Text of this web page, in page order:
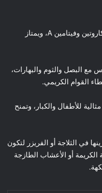
القيمة الغذائية: اليقطين غني بالبيتا كاروتين وفيتامين A، ويمتاز
البصل والثوم والبهارات،
القوام الكريمي.
للأطفال والكبار، وتمنح
في الثلاجة أو الفريزر لتكون
أو الأعشاب الطازجة